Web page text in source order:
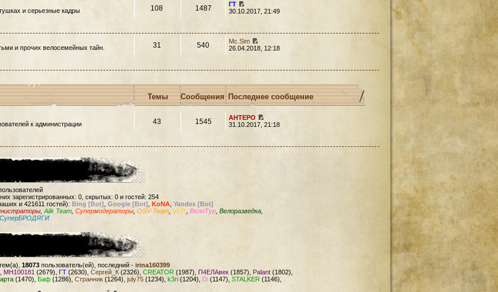
и серьезные кадры
108 1487
ГТ
30.10.2017, 21:49
и прочих велосемейных тайн. 31 540
Mc.Sim
26.04.2018, 12:18
Темы Сообщения Последнее сообщение
к администрации
43 1545
AHTEPO
31.10.2017, 21:18
них зарегистрированных: 0, скрытых: 0 и гостей: 254
и 421611 гостей): Bing [Bot] Google [Bot] KoNA Yandex [Bot]
Alik Team Супермодераторы OSV-Team V.I.P. ВелоТур Велоразведка
СуперБРОДЯГИ
18073 пользователь(ей), последний - irina160399
MH100181 (2679), ГТ (2630), Сергей_К (2326), CREATOR (1987), П4ЕЛАвек (1857), Palant (1802),
(1470), Баф (1286), Странник (1264), july75 (1234), k3ri (1204), Di (1147), STALKER (1146),